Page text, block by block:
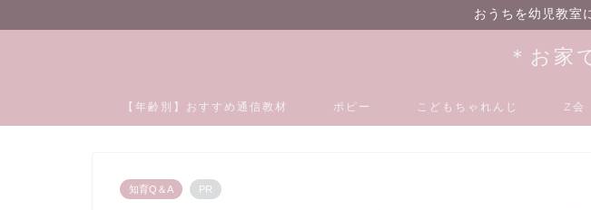
おうちを幼児教室
＊お家
【年齢別】おすすめ通信教材 ポピー こどもちゃれんじ Z会
知育Q＆A PR